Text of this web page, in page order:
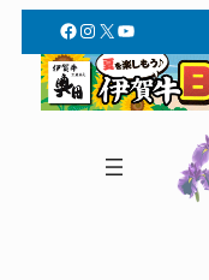
Facebook
Instagram
X YouTube